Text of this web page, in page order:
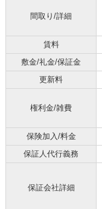
間取り/詳細
賃料
敷金/礼金/保証金
更新料
権利金/雑費
保険加入/料金
保証人代行義務
保証会社詳細